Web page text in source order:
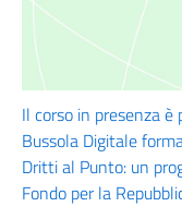
Il corso in presenza
Bussola Digitale
Dritti al Punto: un
Fondo per la